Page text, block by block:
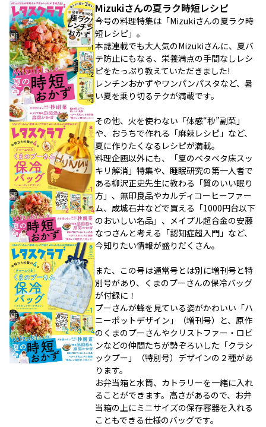
Mizukiさんの夏ラク時短レシピ
今号の料理特集は「Mizukiさんの夏ラク時
短レシピ」。
本誌連載でも大人気のMizukiさんに、夏バ
テ防止にもなる、栄養満点の手間なしレシ
ピをたっぷり教えていただきました!
レンチンおかずやワンパンパスタなど、暑
い夏を乗り切るテクが満載です。
その他、火を使わない「体感“秒”副菜」
や、おうちで作れる「麻辣レシピ」など、
夏に作りたくなるレシピが満載。
料理企画以外にも、「夏のベタベタ床スッ
キリ解消」特集や、睡眠研究の第一人者で
ある柳沢正史先生に教わる「質のいい眠り
方」、無印良品やカルディコーヒーファー
ム、成城石井などで買える「1000円台以下
のおいしい名品」、メイプル超合金の安藤
なつさんと考える「認知症超入門」など、
今知りたい情報が盛りだくさん。
また、この号は通常号とは別に増刊号と特
別号があり、くまのプーさんの保冷バッグ
が付録に！
プーさんが蜂を見ている姿がかわいい「ハ
ニーポットデザイン」（増刊号）と、原作
のくまのプーさんやクリストファー・ロビ
ンなどの仲間たちが勢ぞろいした「クラシ
ックプー」（特別号）デザインの２種があ
ります。
お弁当箱と水筒、カトラリーを一緒に入れ
ることができます。高さがあるので、お弁
当箱の上にミニサイズの保存容器を入れる
こともできる仕様のバッグです。